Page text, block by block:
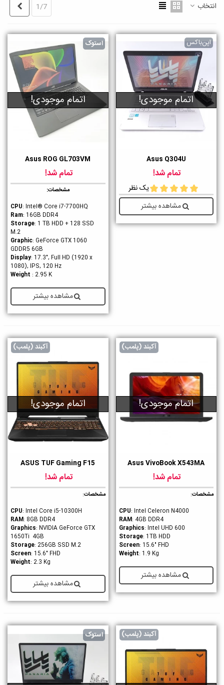
انتخاب 1/7
اپن‌باکس
اتمام موجودی!
Asus Q304U
تمام شد!
یک نظر
مشاهده بیشتر
استوک
اتمام موجودی!
Asus ROG GL703VM
تمام شد!
مشخصات:
CPU: Intel® Core i7-7700HQ
Ram: 16GB DDR4
Storage: 1 TB HDD + 128 SSD
M.2
Graphic: GeForce GTX 1060
GDDR5 6GB
Display: 17.3", Full HD (1920 x
1080), IPS, 120 Hz
Weight : 2.95 K
مشاهده بیشتر
آکبند (پلمب)
اتمام موجودی!
Asus VivoBook X543MA
تمام شد!
مشخصات:
CPU: Intel Celeron N4000
RAM: 4GB DDR4
Graphics: Intel UHD 600
Storage: 1TB HDD
Screen: 15.6" FHD
Weight: 1.9 Kg
مشاهده بیشتر
آکبند (پلمب)
اتمام موجودی!
ASUS TUF Gaming F15
تمام شد!
مشخصات:
CPU: Intel Core i5-10300H
RAM: 8GB DDR4
Graphics: NVIDIA GeForce GTX
1650Ti 4GB
Storage: 256GB SSD M.2
Screen: 15.6" FHD
Weight: 2.3 Kg
مشاهده بیشتر
آکبند (پلمب) استوک